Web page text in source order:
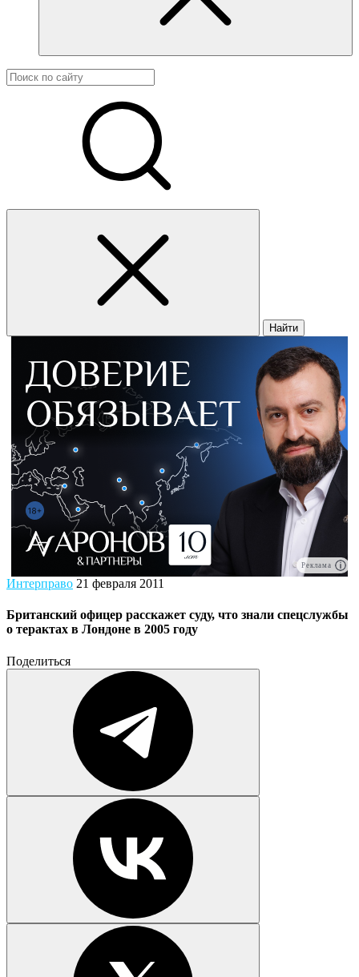
Найти
Реклама
Интерправо 21 февраля 2011
Британский офицер расскажет суду, что знали спецслужбы
о терактах в Лондоне в 2005 году
Поделиться